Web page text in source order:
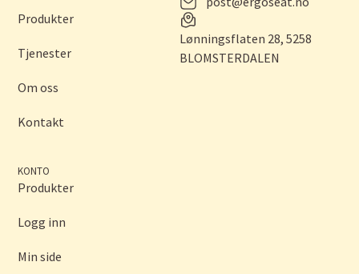
Produkter
Tjenester
Om oss
Kontakt
Lønningsflaten 28, 5258
BLOMSTERDALEN
KONTO
Produkter
Logg inn
Min side